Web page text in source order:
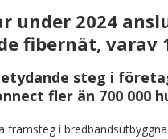
under 2024
fibernät, varav
steg i
fler än 700
framsteg i